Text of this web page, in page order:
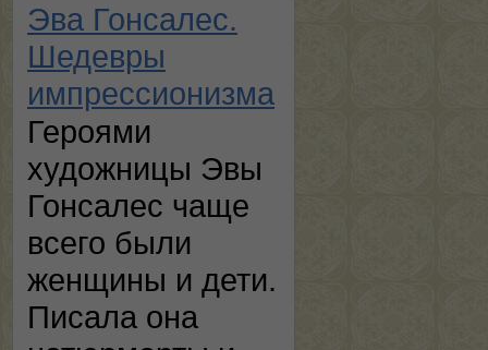
Эва Гонсалес.
Шедевры
импрессионизма
Героями
художницы Эвы
Гонсалес чаще
всего были
женщины и дети.
Писала она